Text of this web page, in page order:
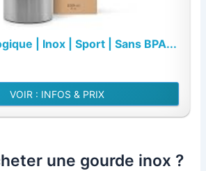
| Inox | Sport | Sans BPA...
VOIR : INFOS & PRIX
une gourde inox ?